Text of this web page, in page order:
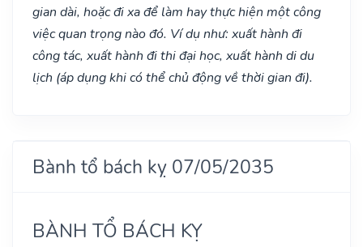
gian dài, hoặc đi xa để làm hay thực hiện một công
việc quan trọng nào đó. Ví dụ như: xuất hành đi
công tác, xuất hành đi thi đại học, xuất hành di du
lịch (áp dụng khi có thể chủ động về thời gian đi).
Bành tổ bách kỵ 07/05/2035
BÀNH TỔ BÁCH KỴ